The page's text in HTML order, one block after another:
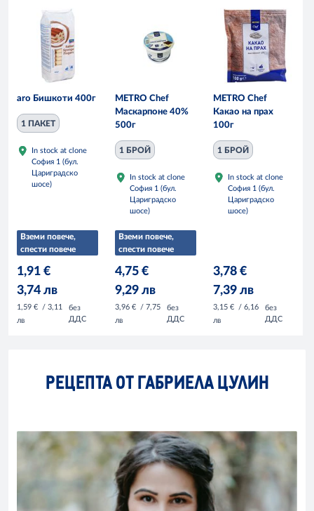
aro Бишкоти 400г
1 ПАКЕТ
In stock at clone
София 1 (бул.
Цариградско
шосе)
Вземи повече,
спести повече
1,91 €
3,74 лв
1,59 € / 3,11
лв
без
ДДС
METRO Chef
Маскарпоне 40%
500г
1 БРОЙ
In stock at clone
София 1 (бул.
Цариградско
шосе)
Вземи повече,
спести повече
4,75 €
9,29 лв
3,96 € / 7,75
лв
без
ДДС
METRO Chef
Какао на прах
100г
1 БРОЙ
In stock at clone
София 1 (бул.
Цариградско
шосе)
3,78 €
7,39 лв
3,15 € / 6,16
лв
без
ДДС
РЕЦЕПТА ОТ ГАБРИЕЛА ЦУЛИН